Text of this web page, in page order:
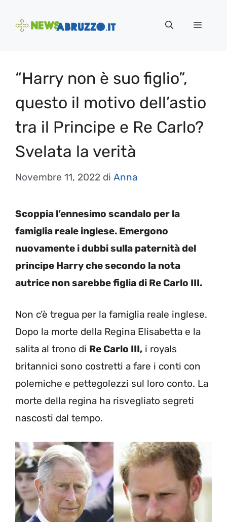
Menu
“Harry non è suo figlio”,
questo il motivo dell’astio
tra il Principe e Re Carlo?
Svelata la verità
Novembre 11, 2022 di Anna
Scoppia l’ennesimo scandalo per la
famiglia reale inglese. Emergono
nuovamente i dubbi sulla paternità del
principe Harry che secondo la nota
autrice non sarebbe figlia di Re Carlo III.
Non c’è tregua per la famiglia reale inglese.
Dopo la morte della Regina Elisabetta e la
salita al trono di Re Carlo III, i royals
britannici sono costretti a fare i conti con
polemiche e pettegolezzi sul loro conto. La
morte della regina ha risvegliato segreti
nascosti dal tempo.